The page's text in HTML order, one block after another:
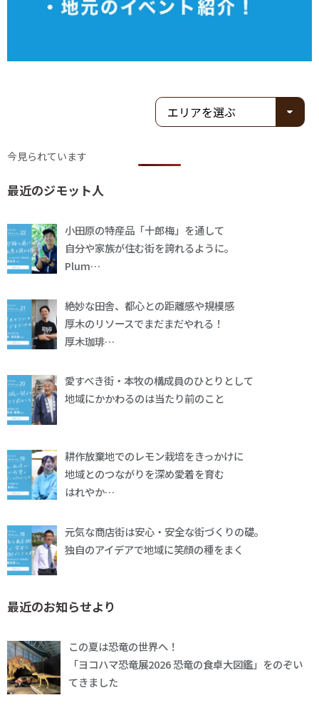
今見られています
最近のジモット人
小田原の特産品「十郎梅」を通して
自分や家族が住む街を誇れるように。
Plum…
絶妙な田舎、都心との距離感や規模感
厚木のリソースでまだまだやれる！
厚木珈琲…
愛すべき街・本牧の構成員のひとりとして
地域にかかわるのは当たり前のこと
耕作放棄地でのレモン栽培をきっかけに
地域とのつながりを深め愛着を育む
はれやか…
元気な商店街は安心・安全な街づくりの礎。
独自のアイデアで地域に笑顔の種をまく
最近のお知らせより
この夏は恐竜の世界へ！
「ヨコハマ恐竜展2026 恐竜の食卓大図鑑」をのぞい
てきました